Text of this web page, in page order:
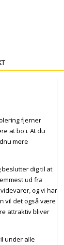
fjerner
at bo i. At du
mere
dig til at
ud fra
og vi har
vil det også være
attraktiv bliver
under alle